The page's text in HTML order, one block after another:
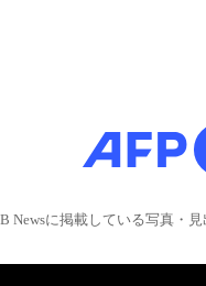
Newsに掲載している写真・